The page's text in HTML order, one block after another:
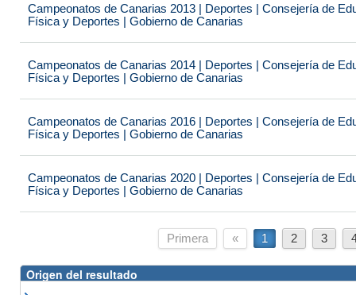
Campeonatos de Canarias 2013 | Deportes | Consejería de
Física y Deportes | Gobierno de Canarias
Campeonatos de Canarias 2014 | Deportes | Consejería de
Física y Deportes | Gobierno de Canarias
Campeonatos de Canarias 2016 | Deportes | Consejería de
Física y Deportes | Gobierno de Canarias
Campeonatos de Canarias 2020 | Deportes | Consejería de
Física y Deportes | Gobierno de Canarias
Primera « 1 2 3
Origen del resultado